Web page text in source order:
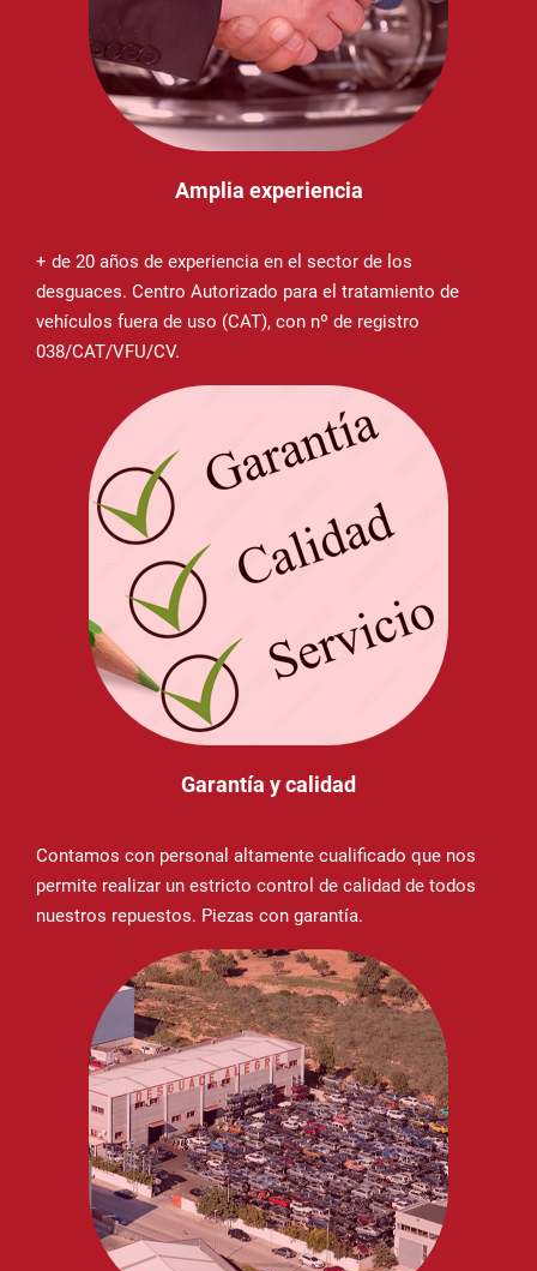
Amplia experiencia
+ de 20 años de experiencia en el sector de los
desguaces. Centro Autorizado para el tratamiento de
vehículos fuera de uso (CAT), con nº de registro
038/CAT/VFU/CV.
Garantía y calidad
Contamos con personal altamente cualificado que nos
permite realizar un estricto control de calidad de todos
nuestros repuestos. Piezas con garantía.